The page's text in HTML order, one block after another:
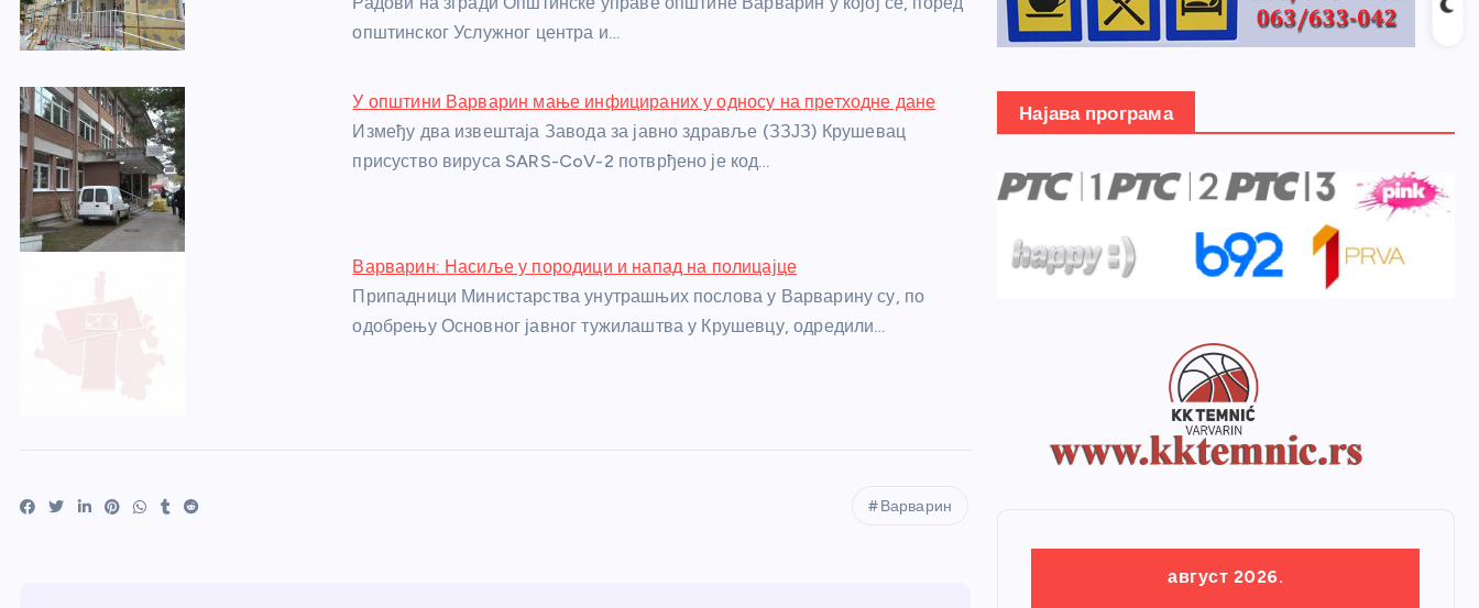
o
o
k
g
er
општинског Услужног центра и…
У општини Варварин мање инфицираних у односу на претходне дане
Између два извештаја Завода за јавно здравље (ЗЗЈЗ) Крушевац
присуство вируса SARS-CoV-2 потврђено је код…
Варварин: Насиље у породици и напад на полицајце
Припадници Министарства унутрашњих послова у Варварину су, по
одобрењу Основног јавног тужилаштва у Крушевцу, одредили…
Варварин
Најава програма
август 2026.